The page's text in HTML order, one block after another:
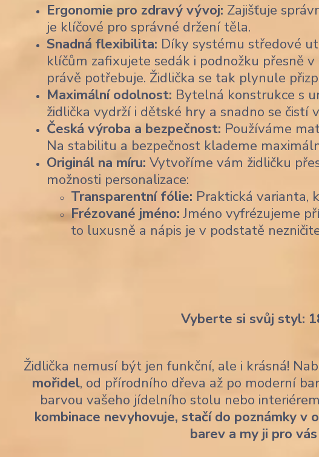
Ergonomie pro zdravý vývoj: Zajišťuje
je klíčové pro správné držení těla.
Snadná flexibilita: Díky systému středové
klíčům zafixujete sedák i podnožku přesně
právě potřebuje. Židlička se tak plynule
Maximální odolnost: Bytelná konstrukce s
židlička vydrží i dětské hry a snadno se čistí
Česká výroba a bezpečnost: Používáme
Na stabilitu a bezpečnost klademe
Originál na míru: Vytvoříme vám židličku
možnosti personalizace:
Transparentní fólie: Praktická varianta,
Frézované jméno:Jméno vyfrézujeme
to luxusně a nápis je v podstatě
Vyberte si svůj styl:
Židlička nemusí být jen funkční, ale i krásná!
mořidel, od přírodního dřeva až po moderní
barvou vašeho jídelního stolu nebo
kombinace nevyhovuje, stačí do poznámky v
barev a my ji pro